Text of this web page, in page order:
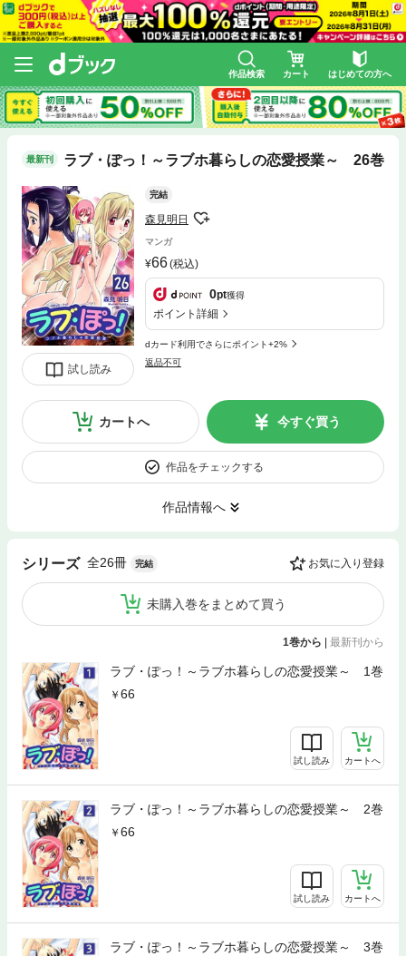
作品検索 カート はじめての方へ
最新刊 ラブ・ぽっ！～ラブホ暮らしの恋愛授業～ 26巻
試し読み
完結
森見明日
マンガ
66(税込)
0pt獲得
ポイント詳細
dカード利用でさらにポイント+2%
返品不可
カートへ 今すぐ買う
作品をチェックする
作品情報へ
シリーズ 全26冊 完結 お気に入り登録
未購入巻をまとめて買う
1巻から | 最新刊から
ラブ・ぽっ！～ラブホ暮らしの恋愛授業～ 1巻
66
試し読み カートへ
ラブ・ぽっ！～ラブホ暮らしの恋愛授業～ 2巻
66
試し読み カートへ
ラブ・ぽっ！～ラブホ暮らしの恋愛授業～ 3巻